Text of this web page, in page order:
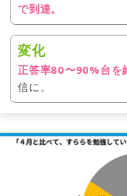
で到達。
変化
正答率80〜90%台を
信に。